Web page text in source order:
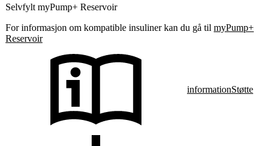
Selvfylt myPump+ Reservoir
For informasjon om kompatible insuliner kan du gå til myPump+
Reservoir
informationStøtte